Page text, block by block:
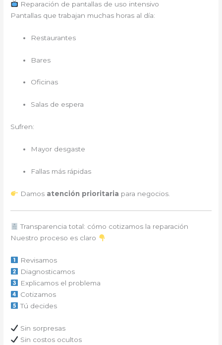
Reparación de pantallas de uso intensivo
Pantallas que trabajan muchas horas al día:
Restaurantes
Bares
Oficinas
Salas de espera
Sufren:
Mayor desgaste
Fallas más rápidas
Damos atención prioritaria para negocios.
Transparencia total: cómo cotizamos la reparación
Nuestro proceso es claro
Revisamos
Diagnosticamos
Explicamos el problema
Cotizamos
Tú decides
Sin sorpresas
Sin costos ocultos